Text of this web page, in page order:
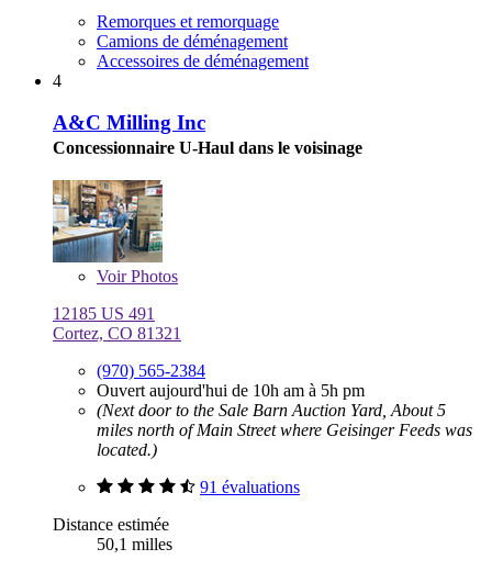
Remorques et remorquage
Camions de déménagement
Accessoires de déménagement
4
A&C Milling Inc
Concessionnaire U-Haul dans le voisinage
VoirPhotos
12185 US 491
Cortez, CO 81321
(970) 565-2384
Ouvert aujourd'hui de 10h am à 5h pm
(Next door to the Sale Barn Auction Yard, About 5
miles north of Main Street where Geisinger Feeds was
located.)
91 évaluations
Distance estimée
50,1 milles